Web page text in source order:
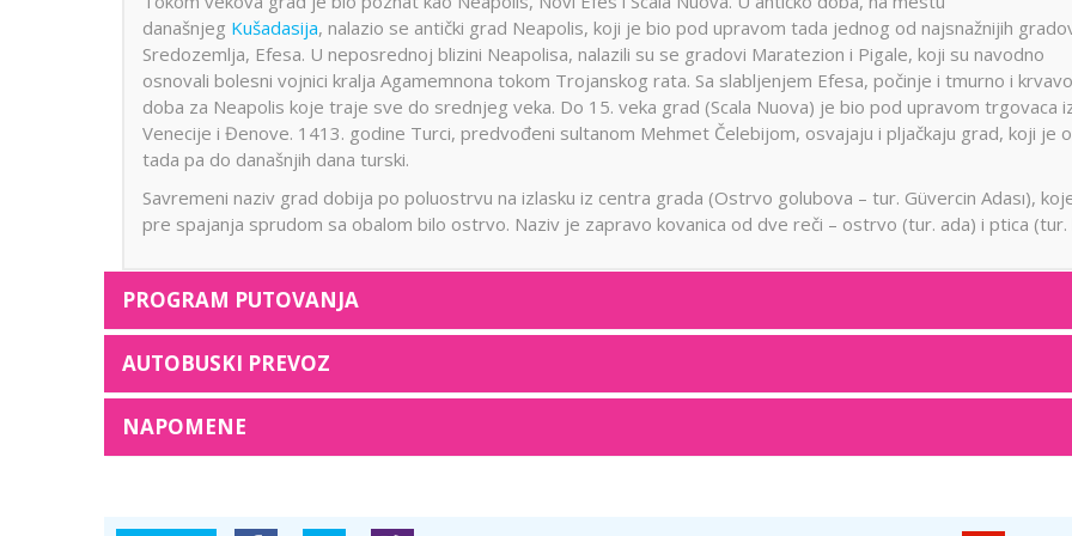
današnjeg Kušadasija, nalazio se antički grad Neapolis, koji je bio pod upravom tada jednog od najsnažnijih
Sredozemlja, Efesa. U neposrednoj blizini Neapolisa, nalazili su se gradovi Maratezion i Pigale, koji su navodno
osnovali bolesni vojnici kralja Agamemnona tokom Trojanskog rata. Sa slabljenjem Efesa, počinje i tmurno i krvavo
doba za Neapolis koje traje sve do srednjeg veka. Do 15. veka grad (Scala Nuova) je bio pod upravom trgovaca
Venecije i Đenove. 1413. godine Turci, predvođeni sultanom Mehmet Čelebijom, osvajaju i pljačkaju grad, koji je
tada pa do današnjih dana turski.
Savremeni naziv grad dobija po poluostrvu na izlasku iz centra grada (Ostrvo golubova – tur. Güvercin Adası),
pre spajanja sprudom sa obalom bilo ostrvo. Naziv je zapravo kovanica od dve reči – ostrvo (tur. ada) i ptica (tur.
PROGRAM PUTOVANJA
AUTOBUSKI PREVOZ
NAPOMENE